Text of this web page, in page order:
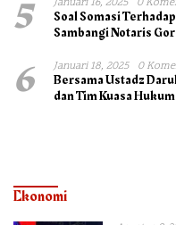
5
Soal Somasi
Sambangi Notaris
6 Januari 18, 2025 0
Bersama Ustadz
dan Tim Kuasa
Ekonomi